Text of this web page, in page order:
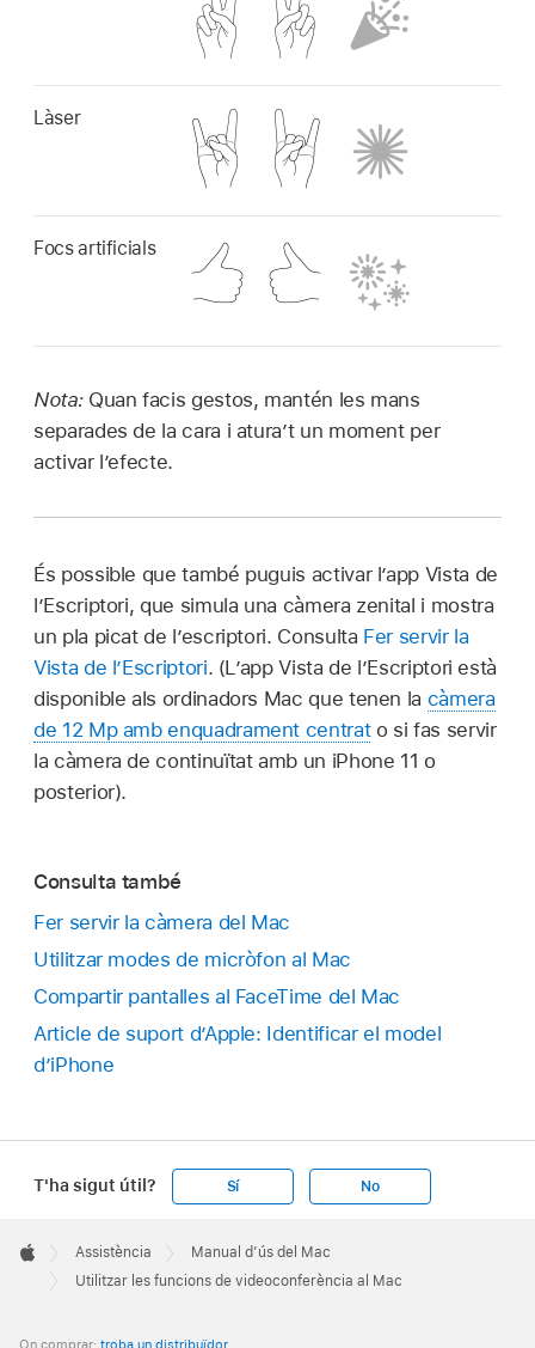
Làser
Focs artificials
Nota: Quan facis gestos, mantén les mans
separades de la cara i atura’t un moment per
activar l’efecte.
És possible que també puguis activar l’app Vista de
l’Escriptori, que simula una càmera zenital i mostra
un pla picat de l’escriptori. Consulta Fer servir la
Vista de l’Escriptori. (L’app Vista de l’Escriptori està
disponible als ordinadors Mac que tenen la càmera
de 12 Mp amb enquadrament centrato si fas servir
la càmera de continuïtat amb un iPhone 11 o
posterior).
Consulta també
Fer servir la càmera del Mac
Utilitzar modes de micròfon al Mac
Compartir pantalles al FaceTime del Mac
Article de suport d’Apple: Identificar el model
d’iPhone
T'ha sigut útil? Sí No
Footer

Apple
Assistència
Manual d’ús del Mac
Utilitzar les funcions de videoconferència al Mac
On comprar: troba un distribuïdor.